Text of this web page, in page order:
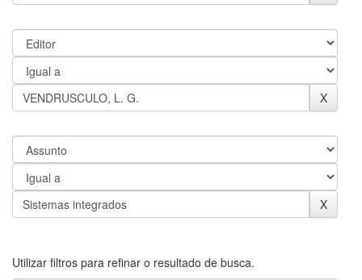
Utilizar filtros para refinar o resultado de busca.